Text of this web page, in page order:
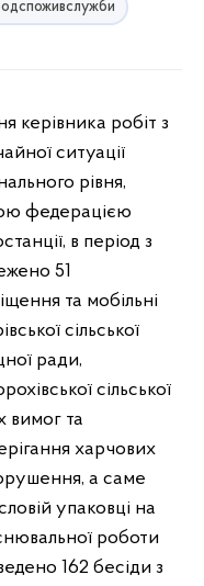
ситуації
рівня,
федерацією
в період з
51
та мобільні
сільської
ради,
сільської
вимог та
харчових
а саме
упаковці на
роботи
162 бесіди з